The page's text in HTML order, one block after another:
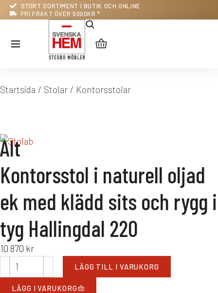
STORT SORTIMENT I BUTIK OCH ONLINE
FRI FRAKT ÖVER 5000KR *
Du är här:
Startsida Stolar Kontorsstolar
Alt
Kontorsstol i naturell oljad
ek med klädd sits och rygg i
tyg Hallingdal 220
10 870 kr
LÄGG TILL I VARUKORG
LÄGG I VARUKORG